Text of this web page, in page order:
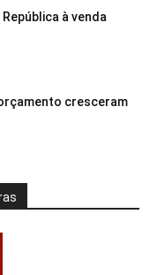
à venda
cresceram